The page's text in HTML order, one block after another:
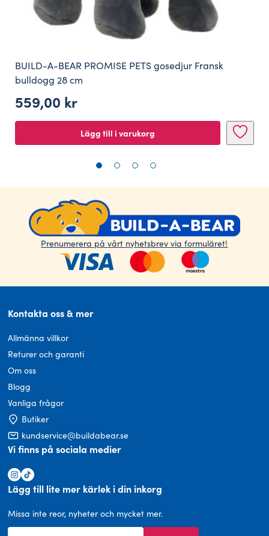
BUILD-A-BEAR PROMISE PETS gosedjur Fransk
bulldogg 28 cm
559,00 kr
Lägg till i varukorg
Prenumerera på vårt nyhetsbrev via formuläret!
Kontakta oss & mer
Allmänna villkor
Returer och garanti
Om oss
Blogg
Vanliga frågor
Butiker
kundservice@buildabear.se
Vi finns på sociala medier
Lägg till lite mer kärlek i din inkorg
Missa inte reor, nyheter och mycket mer.